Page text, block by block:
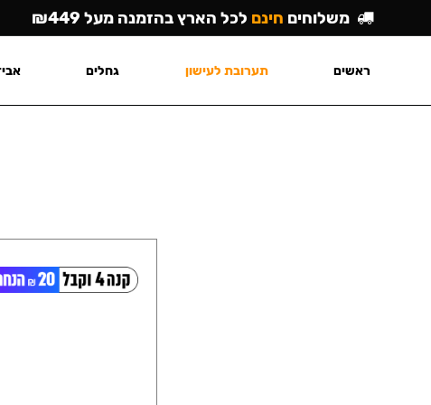
משלוחים חינם לכל הארץ בהזמנה מעל ₪449
ראשים תערובת לעישון גחלים